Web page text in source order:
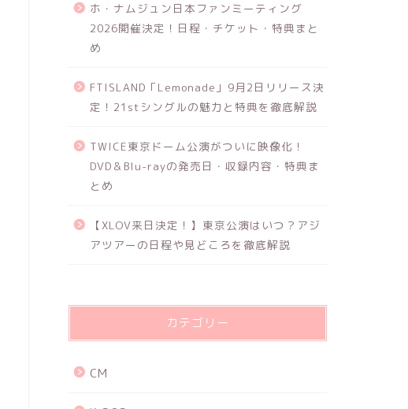
ホ・ナムジュン日本ファンミーティング
2026開催決定！日程・チケット・特典まと
め
FTISLAND「Lemonade」9月2日リリース決
定！21stシングルの魅力と特典を徹底解説
TWICE東京ドーム公演がついに映像化！
DVD＆Blu-rayの発売日・収録内容・特典ま
とめ
【XLOV来日決定！】東京公演はいつ？アジ
アツアーの日程や見どころを徹底解説
カテゴリー
CM